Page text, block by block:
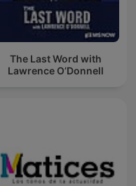
The Last Word with
Lawrence O’Donnell